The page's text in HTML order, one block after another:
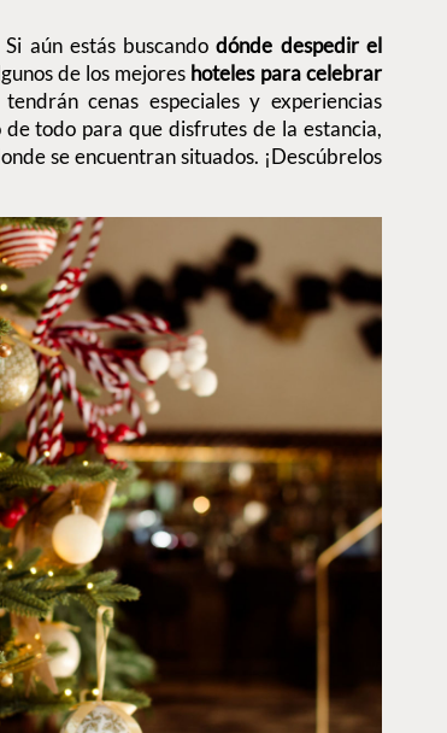
aún estás buscando dónde despedir el
de los mejores hoteles para celebrar
cenas especiales y experiencias
todo para que disfrutes de la estancia,
se encuentran situados. ¡Descúbrelos